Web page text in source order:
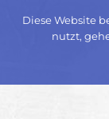
Diese Website
nutzt,